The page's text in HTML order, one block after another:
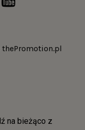
thePromotion.pl